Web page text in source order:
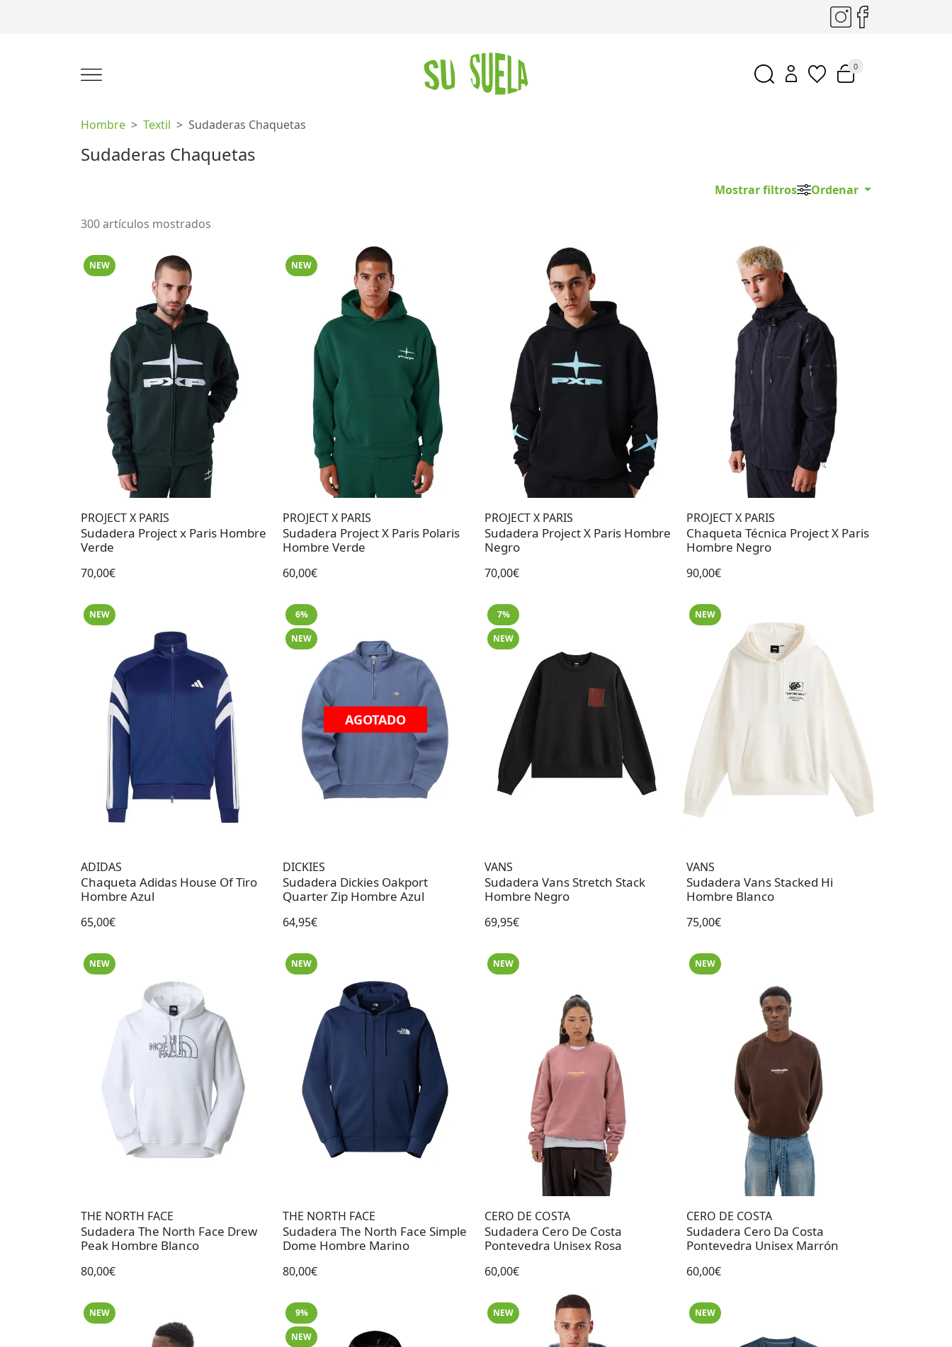
0
Hombre Textil Sudaderas Chaquetas
Sudaderas Chaquetas
Mostrar filtros Ordenar
300 artículos mostrados
NEW
PROJECT X PARIS
Sudadera Project x Paris Hombre
Verde
70,00€
NEW
PROJECT X PARIS
Sudadera Project X Paris Polaris
Hombre Verde
60,00€
PROJECT X PARIS
Sudadera Project X Paris Hombre
Negro
70,00€
PROJECT X PARIS
Chaqueta Técnica Project X Paris
Hombre Negro
90,00€
NEW
ADIDAS
Chaqueta Adidas House Of Tiro
Hombre Azul
65,00€
6%
NEW
AGOTADO
DICKIES
Sudadera Dickies Oakport
Quarter Zip Hombre Azul
64,95€
7%
NEW
VANS
Sudadera Vans Stretch Stack
Hombre Negro
69,95€
NEW
VANS
Sudadera Vans Stacked Hi
Hombre Blanco
75,00€
NEW
THE NORTH FACE
Sudadera The North Face Drew
Peak Hombre Blanco
80,00€
NEW
THE NORTH FACE
Sudadera The North Face Simple
Dome Hombre Marino
80,00€
NEW
CERO DE COSTA
Sudadera Cero De Costa
Pontevedra Unisex Rosa
60,00€
NEW
CERO DE COSTA
Sudadera Cero Da Costa
Pontevedra Unisex Marrón
60,00€
NEW
9%
NEW
NEW NEW